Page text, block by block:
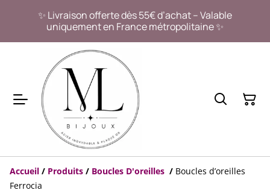
✨ Livraison offerte dès 55€ d’achat – Valable
uniquement en France métropolitaine ✨
Accueil / Produits / Boucles D'oreilles / Boucles d’oreilles
Ferrocia